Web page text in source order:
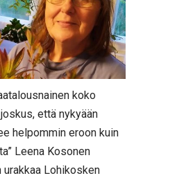
koko
että nykyään
helpommin eroon kuin
Leena Kosonen
urakkaa Lohikosken